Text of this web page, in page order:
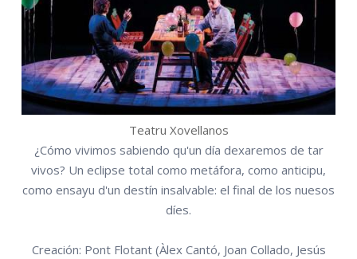
Teatru Xovellanos
¿Cómo vivimos sabiendo qu'un día dexaremos de tar
vivos? Un eclipse total como metáfora, como anticipu,
como ensayu d'un destín insalvable: el final de los nuesos
díes.
Creación: Pont Flotant (Àlex Cantó, Joan Collado, Jesús